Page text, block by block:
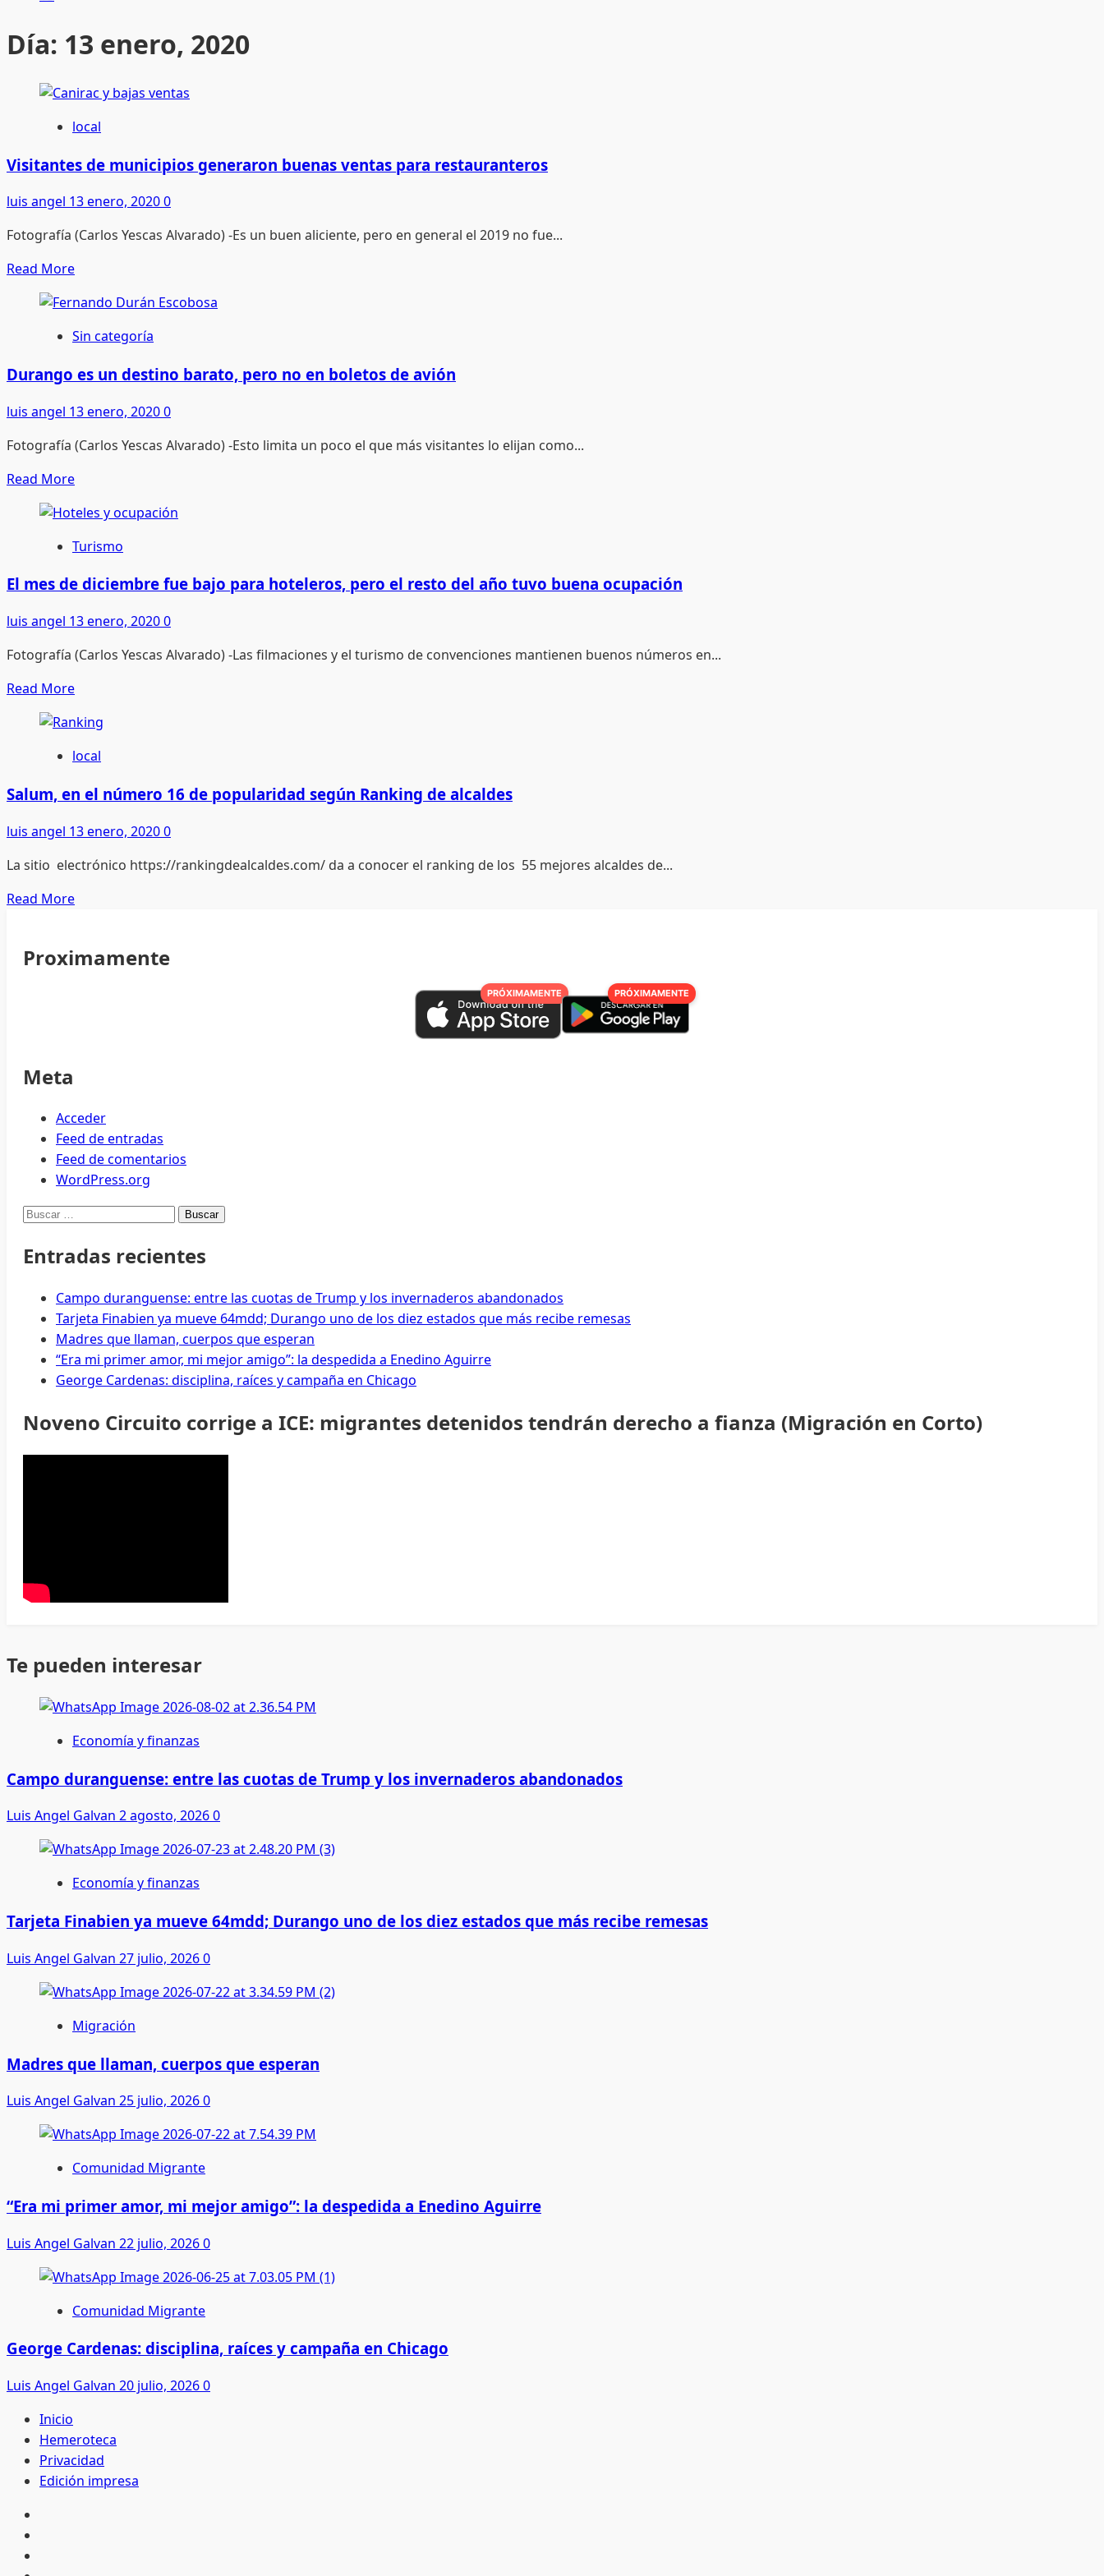
Día: 13 enero, 2020
local
Visitantes de municipios generaron buenas ventas para restauranteros
luis angel 13 enero, 20200
Fotografía (Carlos Yescas Alvarado) -Es un buen aliciente, pero en general el 2019 no fue...
Read MoreRead
about
Visitantes
municipios
buenas
para
Sin categoría
Durango es un destino barato, pero no en boletos de avión
luis angel 13 enero, 20200
Fotografía (Carlos Yescas Alvarado) -Esto limita un poco el que más visitantes lo elijan como...
Read MoreRead
about
Durango
un
barato,
no
de
Turismo
El mes de diciembre fue bajo para hoteleros, pero el resto del año tuvo buena ocupación
luis angel 13 enero, 20200
Fotografía (Carlos Yescas Alvarado) -Las filmaciones y el turismo de convenciones mantienen buenos números en...
Read MoreRead
about
El
de
fue
para
resto
local
Salum, en el número 16 de popularidad según Ranking de alcaldes
luis angel 13 enero, 20200
La sitio electrónico https://rankingdealcaldes.com/ da a conocer el ranking de los 55 mejores alcaldes de...
Read MoreRead
Salum,
Ranking
de
alcaldes
Proximamente
PRÓXIMAMENTE PRÓXIMAMENTE
Meta
Acceder
Feed de entradas
Feed de comentarios
WordPress.org
Buscar:
Entradas recientes
Campo duranguense: entre las cuotas de Trump y los invernaderos abandonados
Tarjeta Finabien ya mueve 64mdd; Durango uno de los diez estados que más recibe remesas
Madres que llaman, cuerpos que esperan
“Era mi primer amor, mi mejor amigo”: la despedida a Enedino Aguirre
George Cardenas: disciplina, raíces y campaña en Chicago
Noveno Circuito corrige a ICE: migrantes detenidos tendrán derecho a fianza (Migración en Corto)
Te pueden interesar
Economía y finanzas
Campo duranguense: entre las cuotas de Trump y los invernaderos abandonados
Luis Angel Galvan 2 agosto, 20260
Economía y finanzas
Tarjeta Finabien ya mueve 64mdd; Durango uno de los diez estados que más recibe remesas
Luis Angel Galvan 27 julio, 20260
Migración
Madres que llaman, cuerpos que esperan
Luis Angel Galvan 25 julio, 20260
Comunidad Migrante
“Era mi primer amor, mi mejor amigo”: la despedida a Enedino Aguirre
Luis Angel Galvan 22 julio, 20260
Comunidad Migrante
George Cardenas: disciplina, raíces y campaña en Chicago
Luis Angel Galvan 20 julio, 20260
Inicio
Hemeroteca
Privacidad
Edición impresa